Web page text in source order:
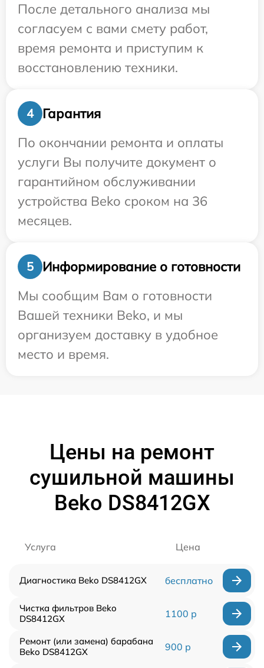
После детального анализа мы
согласуем с вами смету работ,
время ремонта и приступим к
восстановлению техники.
4
Гарантия
По окончании ремонта и оплаты
услуги Вы получите документ о
гарантийном обслуживании
устройства Beko сроком на 36
месяцев.
5
Информирование о готовности
Мы сообщим Вам о готовности
Вашей техники Beko, и мы
организуем доставку в удобное
место и время.
Цены на ремонт
сушильной машины
Beko DS8412GX
Услуга Цена
Диагностика Beko DS8412GX бесплатно
Чистка фильтров Beko
DS8412GX
1100 р
Ремонт (или замена) барабана
Beko DS8412GX
900 р